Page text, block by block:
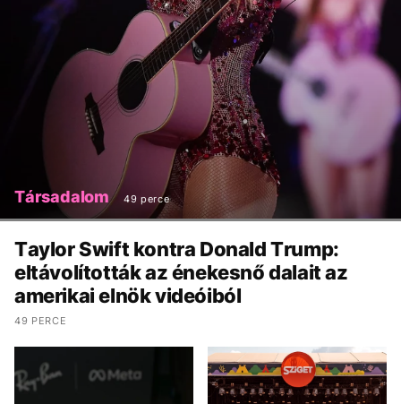
Társadalom 49 perce
Taylor Swift kontra Donald Trump:
eltávolították az énekesnő dalait az
amerikai elnök videóiból
49 PERCE